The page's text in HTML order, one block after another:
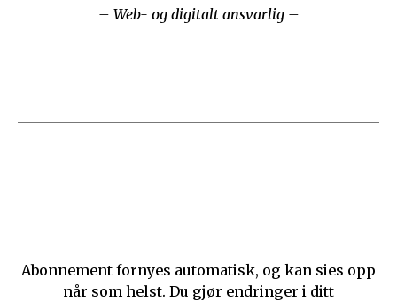
– Web- og digitalt ansvarlig –
Abonnement fornyes automatisk, og kan sies opp
når som helst. Du gjør endringer i ditt